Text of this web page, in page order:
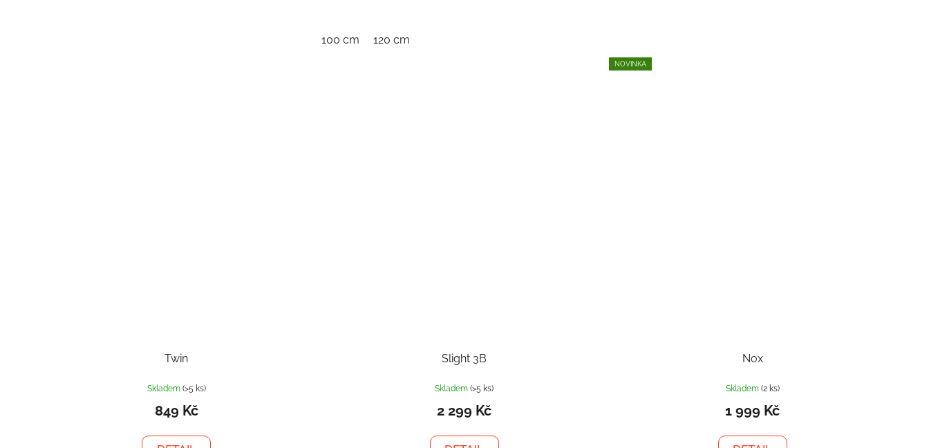
100 cm 120 cm
Twin
Skladem (>5 ks)
849 Kč
Slight 3B
Skladem(>5 ks)
2 299 Kč
NOVINKA
Nox
Skladem (2 ks)
1 999 Kč